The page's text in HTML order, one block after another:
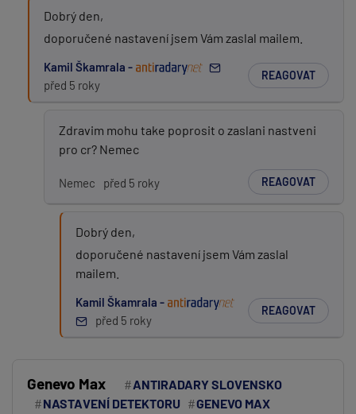
Dobrý den,
doporučené nastavení jsem Vám zaslal mailem.
Kamil Škamrala -
před 5 roky
REAGOVAT
Zdravim mohu take poprosit o zaslani nastveni
pro cr? Nemec
Nemec před 5 roky REAGOVAT
Dobrý den,
doporučené nastavení jsem Vám zaslal
mailem.
Kamil Škamrala -
před 5 roky
REAGOVAT
Genevo Max
ANTIRADARY SLOVENSKO
NASTAVENÍ DETEKTORU
GENEVO MAX